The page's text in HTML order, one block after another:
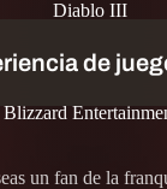
Diablo III
Blizzard
un fan de la